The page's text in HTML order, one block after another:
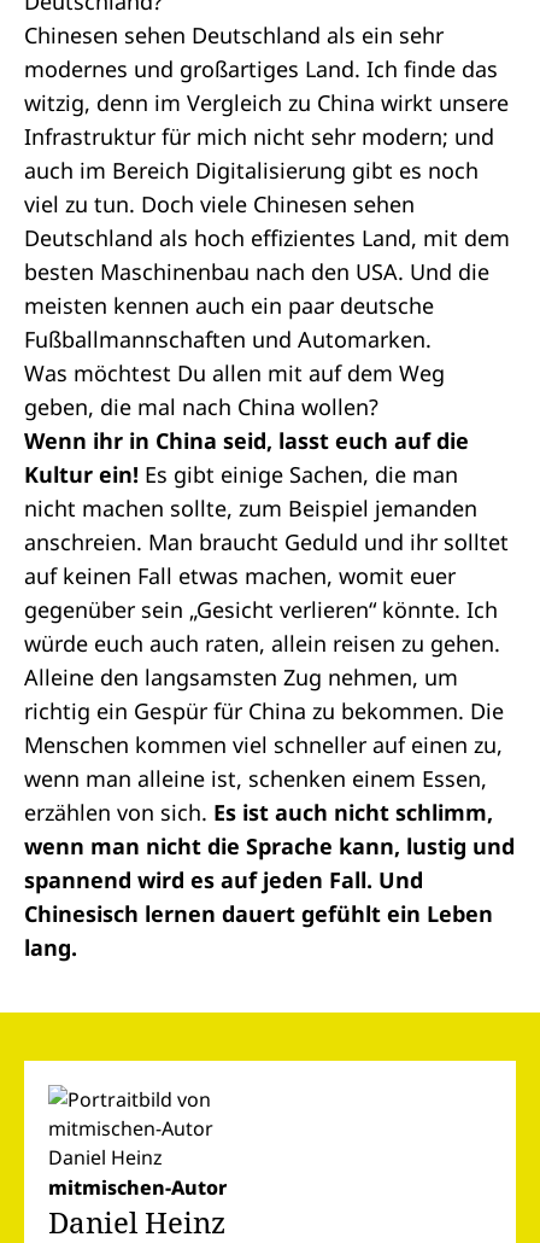
Chinesen sehen Deutschland als ein sehr
modernes und großartiges Land. Ich finde das
witzig, denn im Vergleich zu China wirkt unsere
Infrastruktur für mich nicht sehr modern; und
auch im Bereich Digitalisierung gibt es noch
viel zu tun. Doch viele Chinesen sehen
Deutschland als hoch effizientes Land, mit dem
besten Maschinenbau nach den USA. Und die
meisten kennen auch ein paar deutsche
Fußballmannschaften und Automarken.
Was möchtest Du allen mit auf dem Weg
geben, die mal nach China wollen?
Wenn ihr in China seid, lasst euch auf die
Kultur ein! Es gibt einige Sachen, die man
nicht machen sollte, zum Beispiel jemanden
anschreien. Man braucht Geduld und ihr solltet
auf keinen Fall etwas machen, womit euer
gegenüber sein „Gesicht verlieren“ könnte. Ich
würde euch auch raten, allein reisen zu gehen.
Alleine den langsamsten Zug nehmen, um
richtig ein Gespür für China zu bekommen. Die
Menschen kommen viel schneller auf einen zu,
wenn man alleine ist, schenken einem Essen,
erzählen von sich. Es ist auch nicht schlimm,
wenn man nicht die Sprache kann, lustig und
spannend wird es auf jeden Fall. Und
Chinesisch lernen dauert gefühlt ein Leben
lang.
mitmischen-Autor
Daniel Heinz